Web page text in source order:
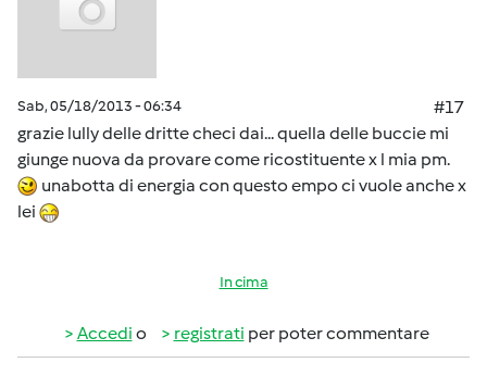
Sab, 05/18/2013 - 06:34
#17
grazie lully delle dritte checi dai... quella delle buccie mi
giunge nuova da provare come ricostituente x l mia pm.
unabotta di energia con questo empo ci vuole anche x
lei
In cima
Accedi o registrati per poter commentare